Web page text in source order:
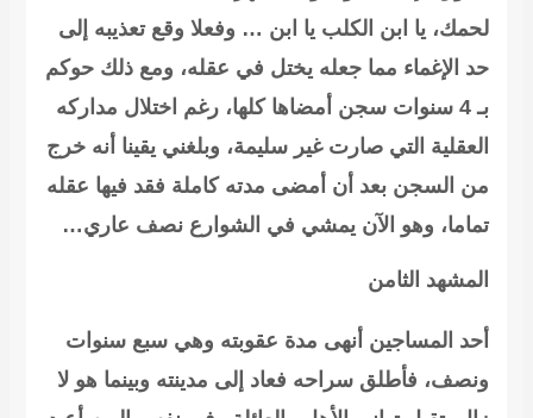
لحمك، يا ابن الكلب يا ابن … وفعلا وقع تعذيبه إلى
حد الإغماء مما جعله يختل في عقله، ومع ذلك حوكم
بـ 4 سنوات سجن أمضاها كلها، رغم اختلال مداركه
العقلية التي صارت غير سليمة، وبلغني يقينا أنه خرج
من السجن بعد أن أمضى مدته كاملة فقد فيها عقله
تماما، وهو الآن يمشي في الشوارع نصف عاري…
المشهد الثامن
أحد المساجين أنهى مدة عقوبته وهي سبع سنوات
ونصف، فأطلق سراحه فعاد إلى مدينته وبينما هو لا